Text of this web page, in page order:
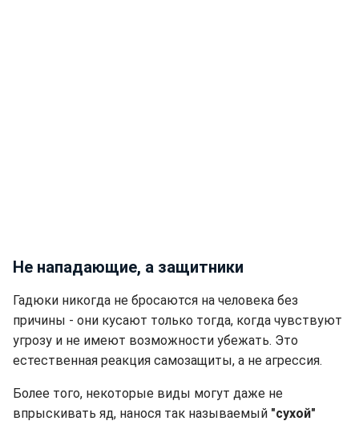
Не нападающие, а защитники
Гадюки никогда не бросаются на человека без
причины - они кусают только тогда, когда чувствуют
угрозу и не имеют возможности убежать. Это
естественная реакция самозащиты, а не агрессия.
Более того, некоторые виды могут даже не
впрыскивать яд, нанося так называемый "сухой"